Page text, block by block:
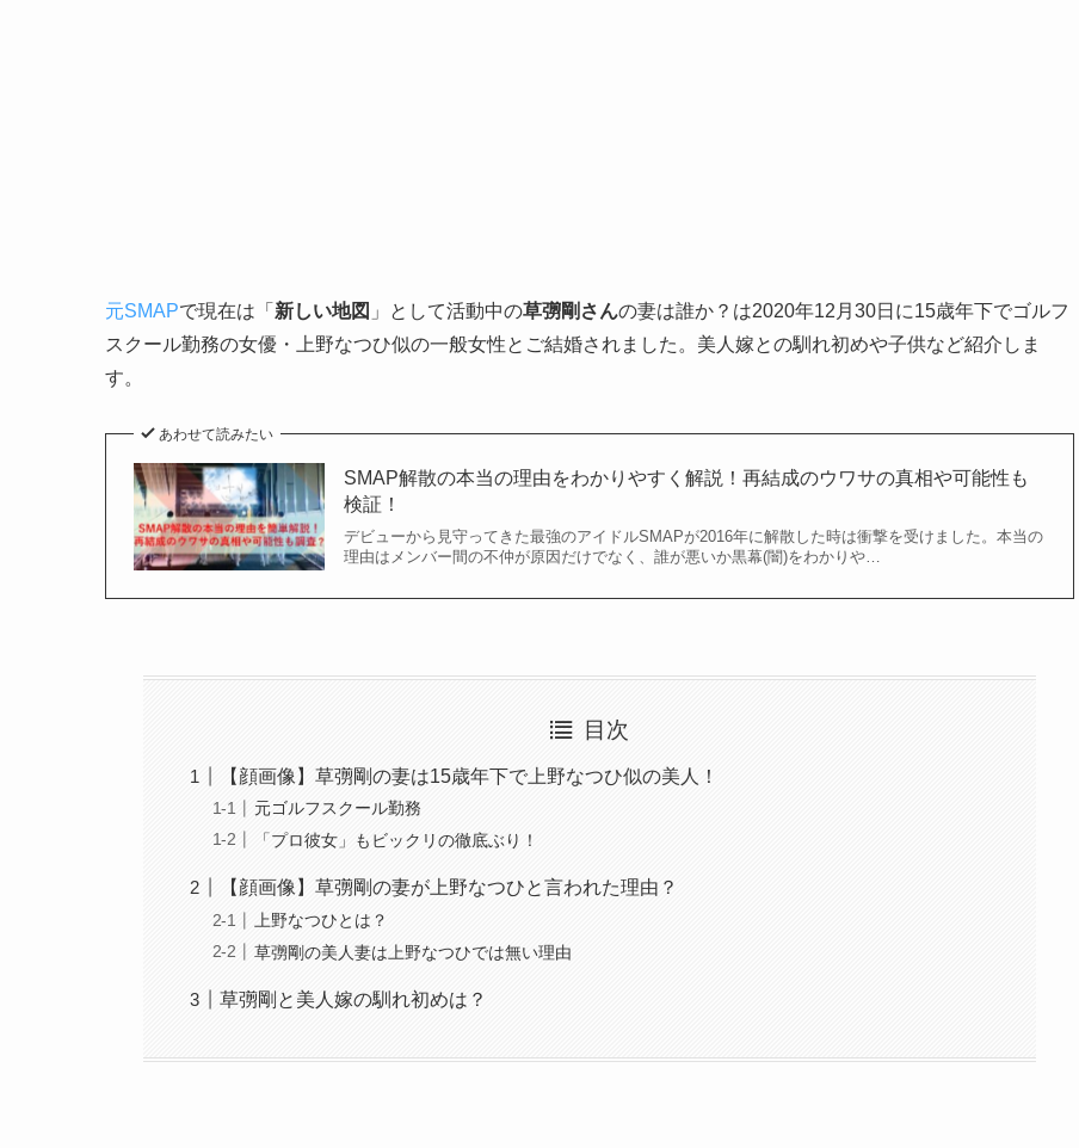
元SMAPで現在は「 新しい地図 」として活動中の草彅剛さんの妻は誰か？は2020年12月30日に15歳年下でゴルフ
スクール勤務の女優・上野なつひ似の一般女性とご結婚されました。美人嫁との馴れ初めや子供など紹介しま
す。
あわせて読みたい
SMAP解散の本当の理由をわかりやすく解説！再結成のウワサの真相や可能性も
検証！
デビューから見守ってきた最強のアイドルSMAPが2016年に解散した時は衝撃を受けました。本当の
理由はメンバー間の不仲が原因だけでなく、誰が悪いか黒幕(闇)をわかりや…
目次
【顔画像】草彅剛の妻は15歳年下で上野なつひ似の美人！
元ゴルフスクール勤務
「プロ彼女」もビックリの徹底ぶり！
【顔画像】草彅剛の妻が上野なつひと言われた理由？
上野なつひとは？
草彅剛の美人妻は上野なつひでは無い理由
草彅剛と美人嫁の馴れ初めは？